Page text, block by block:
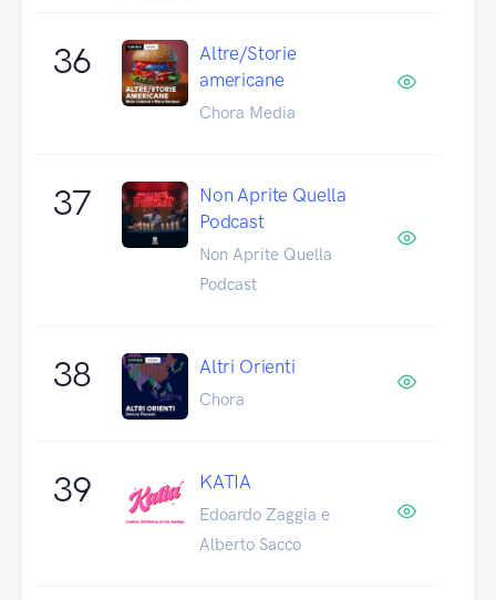
36
Altre/Storie
americane
Chora Media
37
Non Aprite Quella
Podcast
Non Aprite Quella
Podcast
38 Altri Orienti
Chora
39 KATIA
Edoardo Zaggia e
Alberto Sacco